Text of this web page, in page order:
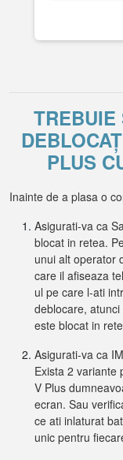
PLUS
Inainte de a plasa o
Asigurati-va ca
blocat in retea.
unui alt operator
care il afiseaza
ul pe care l-ati
deblocare,
este blocat in
Asigurati-va ca
Exista 2 variante
V Plus
ecran. Sau
ce ati inlaturat
unic pentru